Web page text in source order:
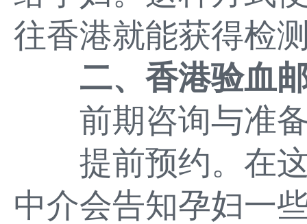
往香港就能获得检
二、香港验血
前期咨询与准
提前预约。在这
中介会告知孕妇一